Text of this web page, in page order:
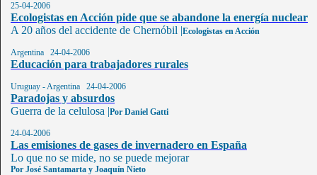
25-04-2006
Ecologistas en Acción pide que se abandone la energía nuclear
A 20 años del accidente de Chernóbil |Ecologistas en Acción
Argentina 24-04-2006
Educación para trabajadores rurales
Uruguay - Argentina 24-04-2006
Paradojas y absurdos
Guerra de la celulosa |Por Daniel Gatti
24-04-2006
Las emisiones de gases de invernadero en España
Lo que no se mide, no se puede mejorar
Por José Santamarta y Joaquín Nieto